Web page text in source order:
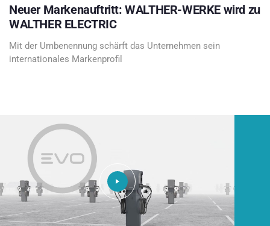
Neuer Markenauftritt: WALTHER-WERKE wird zu
WALTHER ELECTRIC
Mit der Umbenennung schärft das Unternehmen sein
internationales Markenprofil